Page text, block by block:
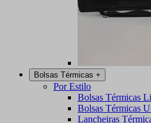
Bolsas Térmicas +
Por Estilo
Bolsas Térmicas
Bolsas Térmicas
Lancheiras